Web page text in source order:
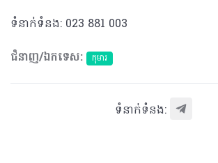
ទំនាក់ទំនង: 023​ 881 003
ជំនាញ/ឯកទេស:
កុមារ
ទំនាក់ទំនង: